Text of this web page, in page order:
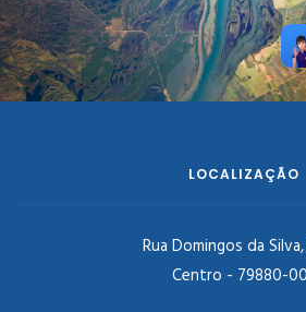
LOCALIZAÇÃO
Rua Domingos da
Centro - 79880-